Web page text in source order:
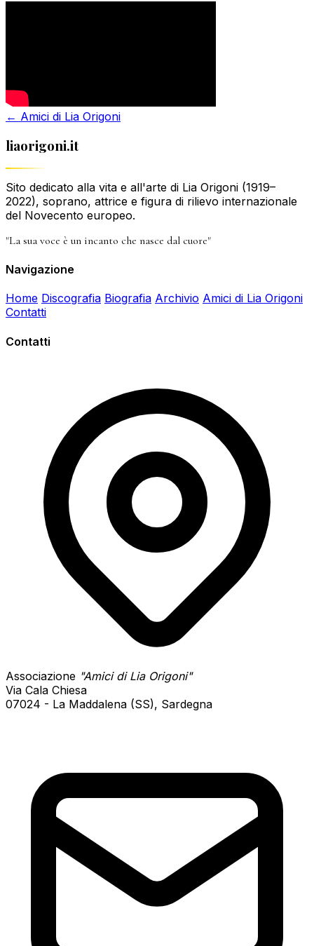
← Amici di Lia Origoni
liaorigoni.it
Sito dedicato alla vita e all'arte di Lia Origoni (1919–
2022), soprano, attrice e figura di rilievo internazionale
del Novecento europeo.
"La sua voce è un incanto che nasce dal cuore"
Navigazione
Home Discografia Biografia Archivio Amici di Lia Origoni
Contatti
Contatti
Associazione "Amici di Lia Origoni"
Via Cala Chiesa
07024 - La Maddalena (SS), Sardegna